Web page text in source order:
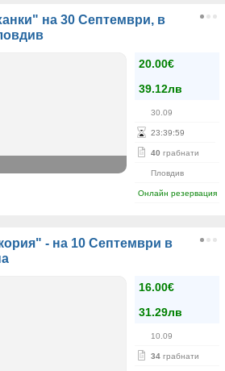
на 30 Септември, в
20.00€
39.12лв
30.09
23:39:59
40 грабнати
Пловдив
Онлайн резервация
- на 10 Септември в
16.00€
31.29лв
10.09
34 грабнати